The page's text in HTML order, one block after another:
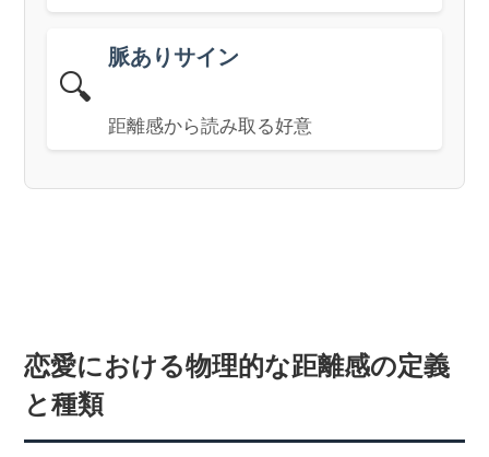
🔍
脈ありサイン
距離感から読み取る好意
恋愛における物理的な距離感の定義
と種類